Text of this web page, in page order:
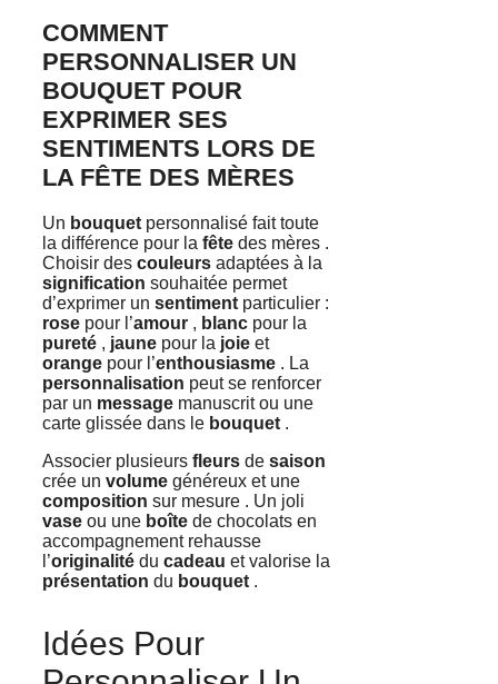
COMMENT
PERSONNALISER UN
BOUQUET POUR
EXPRIMER SES
SENTIMENTS LORS DE
LA FÊTE DES MÈRES
Un bouquet personnalisé fait toute
la différence pour la fête des mères .
Choisir des couleurs adaptées à la
signification souhaitée permet
d’exprimer un sentiment particulier :
rose pour l’amour , blanc pour la
pureté , jaune pour la joie et
orange pour l’enthousiasme . La
personnalisation peut se renforcer
par un message manuscrit ou une
carte glissée dans le bouquet .
Associer plusieurs fleurs de saison
crée un volume généreux et une
composition sur mesure . Un joli
vase ou une boîte de chocolats en
accompagnement rehausse
l’originalité du cadeau et valorise la
présentation du bouquet .
Idées Pour